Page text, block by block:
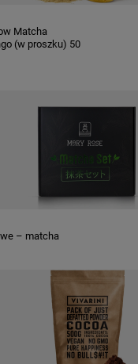
Matcha
(w proszku) 50
– matcha